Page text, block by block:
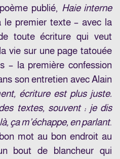
publié, Haie interne
le premier texte – avec la
toute écriture qui veut
vie sur une page tatouée
– la première confession
son entretien avec Alain
écriture est plus juste.
textes, souvent : je dis
ça m’échappe, en parlant.
mot au bon endroit au
bout de blancheur qui